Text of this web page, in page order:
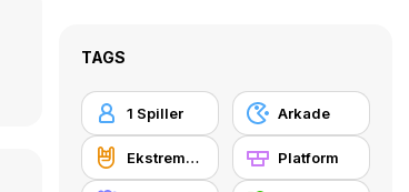
TAGS
1 Spiller Arkade
Ekstreme sportsgrene Platform